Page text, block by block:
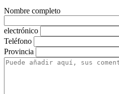
Nombre completo
electrónico
Teléfono
Provincia